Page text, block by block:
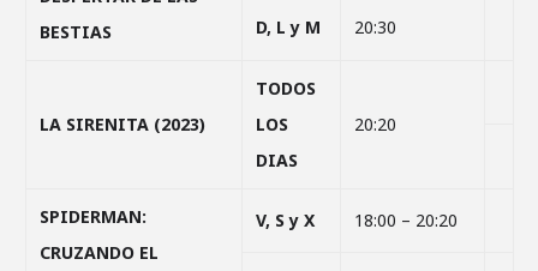
BESTIAS
D, L y M 20:30
LA SIRENITA (2023)
TODOS
LOS
DIAS
20:20
SPIDERMAN:
CRUZANDO EL
V, S y X 18:00 – 20:20